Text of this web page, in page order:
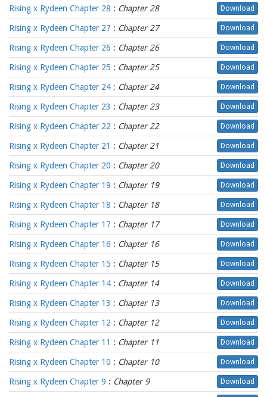
Rising x Rydeen Chapter 28 : Chapter 28 Download
Rising x Rydeen Chapter 27 : Chapter 27 Download
Rising x Rydeen Chapter 26 : Chapter 26 Download
Rising x Rydeen Chapter 25 : Chapter 25 Download
Rising x Rydeen Chapter 24 : Chapter 24 Download
Rising x Rydeen Chapter 23 : Chapter 23 Download
Rising x Rydeen Chapter 22 : Chapter 22 Download
Rising x Rydeen Chapter 21 : Chapter 21 Download
Rising x Rydeen Chapter 20 : Chapter 20 Download
Rising x Rydeen Chapter 19 : Chapter 19 Download
Rising x Rydeen Chapter 18 : Chapter 18 Download
Rising x Rydeen Chapter 17 : Chapter 17 Download
Rising x Rydeen Chapter 16 : Chapter 16 Download
Rising x Rydeen Chapter 15 : Chapter 15 Download
Rising x Rydeen Chapter 14 : Chapter 14 Download
Rising x Rydeen Chapter 13 : Chapter 13 Download
Rising x Rydeen Chapter 12 : Chapter 12 Download
Rising x Rydeen Chapter 11 : Chapter 11 Download
Rising x Rydeen Chapter 10 : Chapter 10 Download
Rising x Rydeen Chapter 9 : Chapter 9 Download